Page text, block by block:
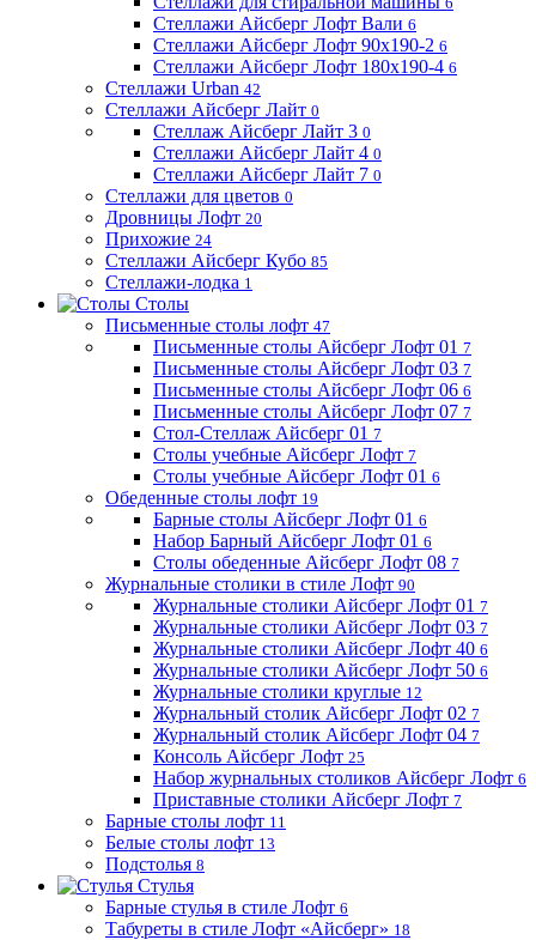
Стеллажи Айсберг Лофт Вали 6
Стеллажи Айсберг Лофт 90х190-2 6
Стеллажи Айсберг Лофт 180х190-4 6
Стеллажи Urban 42
Стеллажи Айсберг Лайт 0
Стеллаж Айсберг Лайт 3 0
Стеллажи Айсберг Лайт 4 0
Стеллажи Айсберг Лайт 7 0
Стеллажи для цветов 0
Дровницы Лофт 20
Прихожие 24
Стеллажи Айсберг Кубо 85
Стеллажи-лодка 1
Столы
Письменные столы лофт 47
Письменные столы Айсберг Лофт 01 7
Письменные столы Айсберг Лофт 03 7
Письменные столы Айсберг Лофт 06 6
Письменные столы Айсберг Лофт 07 7
Стол-Стеллаж Айсберг 01 7
Столы учебные Айсберг Лофт 7
Столы учебные Айсберг Лофт 01 6
Обеденные столы лофт 19
Барные столы Айсберг Лофт 01 6
Набор Барный Айсберг Лофт 01 6
Столы обеденные Айсберг Лофт 08 7
Журнальные столики в стиле Лофт 90
Журнальные столики Айсберг Лофт 01 7
Журнальные столики Айсберг Лофт 03 7
Журнальные столики Айсберг Лофт 40 6
Журнальные столики Айсберг Лофт 50 6
Журнальные столики круглые 12
Журнальный столик Айсберг Лофт 02 7
Журнальный столик Айсберг Лофт 04 7
Консоль Айсберг Лофт 25
Набор журнальных столиков Айсберг Лофт 6
Приставные столики Айсберг Лофт 7
Барные столы лофт 11
Белые столы лофт 13
Подстолья 8
Стулья
Барные стулья в стиле Лофт 6
Табуреты в стиле Лофт «Айсберг» 18